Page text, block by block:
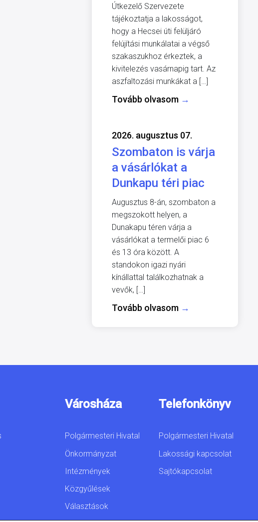
Útkezelő Szervezete
tájékoztatja a lakosságot,
hogy a Hecsei úti felüljáró
felújítási munkálatai a végső
szakaszukhoz érkeztek, a
kivitelezés vasárnapig tart. Az
aszfaltozási munkákat a […]
Tovább olvasom →
2026. augusztus 07.
Szombaton is várja
a vásárlókat a
Dunkapu téri piac
Augusztus 8-án, szombaton a
megszokott helyen, a
Dunakapu téren várja a
vásárlókat a termelői piac 6
és 13 óra között. A
standokon igazi nyári
kínállattal találkozhatnak a
vevők, […]
Tovább olvasom →
Városháza
Polgármesteri Hivatal
Önkormányzat
Intézmények
Közgyűlések
Választások
Telefonkönyv
Polgármesteri Hivatal
Lakossági kapcsolat
Sajtókapcsolat